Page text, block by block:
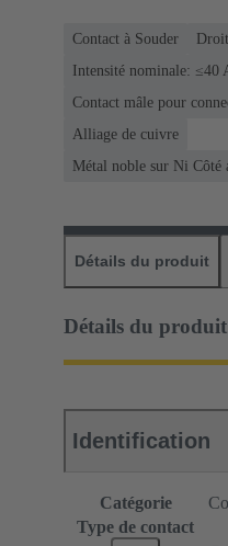
Contact à Souder
Intensité nominale: ≤40
Contact mâle pour
Alliage de cuivre
Métal noble sur Ni Côté
Détails du produit
Détails du produit
Identification
Catégorie
Type de contact